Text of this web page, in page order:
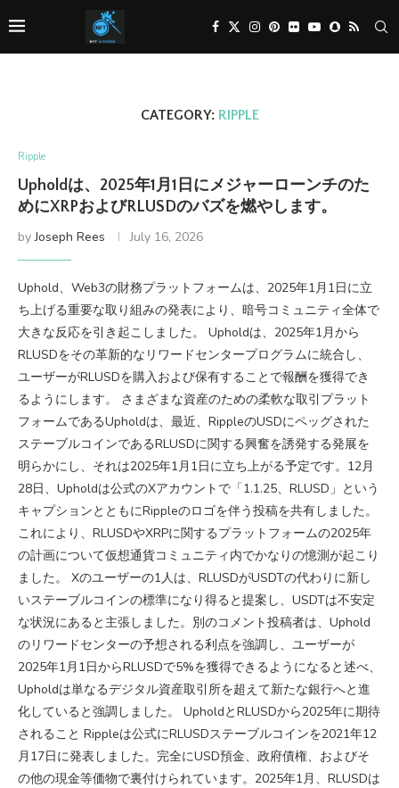
CATEGORY: RIPPLE
Ripple
Upholdは、2025年1月1日にメジャーローンチのた
めにXRPおよびRLUSDのバズを燃やします。
byJoseph Rees July 16, 2026
Uphold、Web3の財務プラットフォームは、2025年1月1日に立
ち上げる重要な取り組みの発表により、暗号コミュニティ全体で
大きな反応を引き起こしました。 Upholdは、2025年1月から
RLUSDをその革新的なリワードセンタープログラムに統合し、
ユーザーがRLUSDを購入および保有することで報酬を獲得でき
るようにします。 さまざまな資産のための柔軟な取引プラット
フォームであるUpholdは、最近、RippleのUSDにペッグされた
ステーブルコインであるRLUSDに関する興奮を誘発する発展を
明らかにし、それは2025年1月1日に立ち上がる予定です。12月
28日、Upholdは公式のXアカウントで「1.1.25、RLUSD」という
キャプションとともにRippleのロゴを伴う投稿を共有しました。
これにより、RLUSDやXRPに関するプラットフォームの2025年
の計画について仮想通貨コミュニティ内でかなりの憶測が起こり
ました。 Xのユーザーの1人は、RLUSDがUSDTの代わりに新し
いステーブルコインの標準になり得ると提案し、USDTは不安定
な状況にあると主張しました。別のコメント投稿者は、Uphold
のリワードセンターの予想される利点を強調し、ユーザーが
2025年1月1日からRLUSDで5%を獲得できるようになると述べ、
Upholdは単なるデジタル資産取引所を超えて新たな銀行へと進
化していると強調しました。 UpholdとRLUSDから2025年に期待
されること Rippleは公式にRLUSDステーブルコインを2021年12
月17日に発表しました。完全にUSD預金、政府債権、およびそ
の他の現金等価物で裏付けられています。2025年1月、RLUSDは